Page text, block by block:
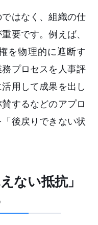
はなく、組織の仕
要です。例えば、
を物理的に遮断す
プロセスを人事評
用して成果を出し
するなどのアプロ
後戻りできない状
ない抵抗」